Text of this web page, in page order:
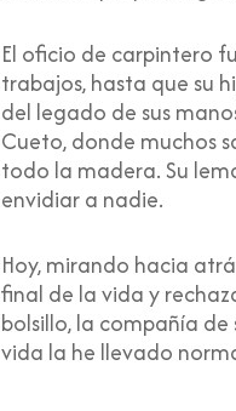
El oficio de carpintero
trabajos, hasta que su
del legado de sus
Cueto, donde muchos
todo la madera. Su
envidiar a nadie.
Hoy, mirando hacia
final de la vida y
bolsillo, la compañía
vida la he llevado